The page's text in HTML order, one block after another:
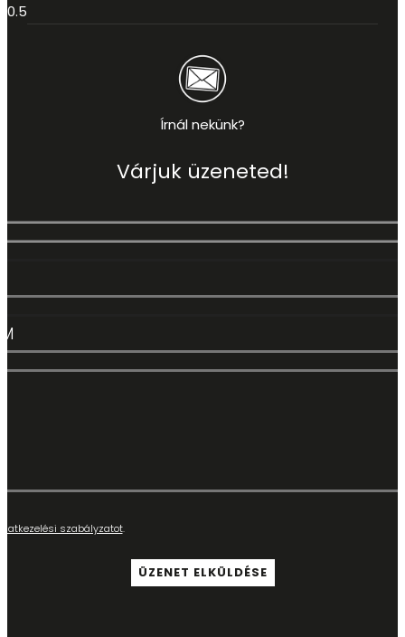
Írnál nekünk?
Várjuk üzeneted!
szabályzatot.